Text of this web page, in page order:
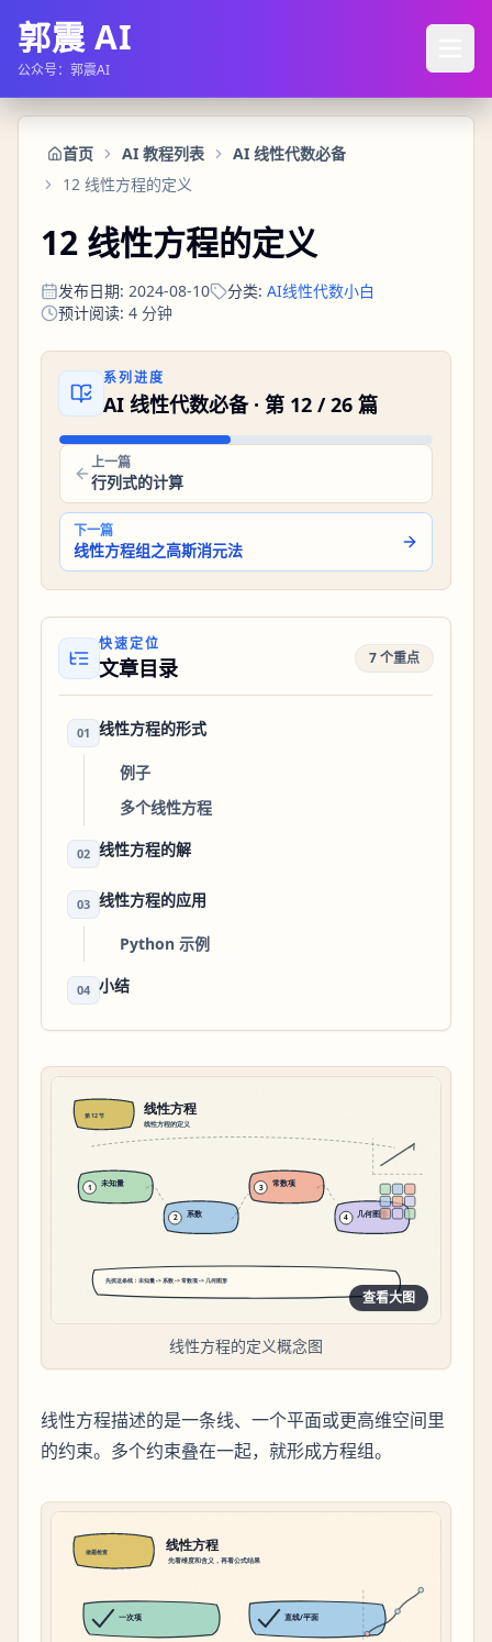
郭震 AI
公众号：郭震AI
首页 AI 教程列表
AI 线性代数必备
12 线性方程的定义
12 线性方程的定义
发布日期: 2024-08-10 分类: AI线性代数小白
预计阅读: 4 分钟
系列进度
AI 线性代数必备· 第 12 /26 篇
上一篇
行列式的计算
下一篇
线性方程组之高斯消元法
快速定位
文章目录 7 个重点
01 线性方程的形式
例子
多个线性方程
02 线性方程的解
03 线性方程的应用
Python 示例
04 小结
查看大图
线性方程的定义概念图
线性方程描述的是一条线、一个平面或更高维空间里
的约束。多个约束叠在一起，就形成方程组。